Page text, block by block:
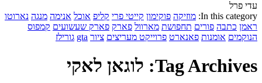
עדי פרל
In this category: מוזיקה פוקימון קייטי פרי קליפ אוכל אנימה מנגה נארוטו
ראמן כתבה פורים תחפושת מארוול פארק פארק שעשועים קמפוס
הנוקמים אומנות פאנארט פרוייקט מעריצים ציור gta גורילז
Tag Archives: לוגאן לאקי